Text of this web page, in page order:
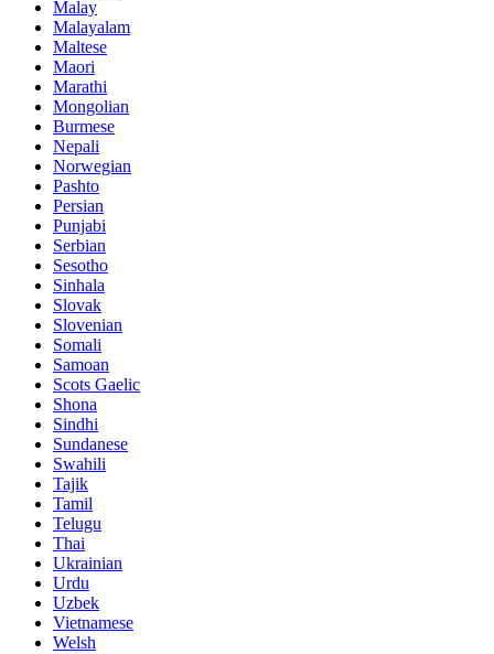
Malay
Malayalam
Maltese
Maori
Marathi
Mongolian
Burmese
Nepali
Norwegian
Pashto
Persian
Punjabi
Serbian
Sesotho
Sinhala
Slovak
Slovenian
Somali
Samoan
Scots Gaelic
Shona
Sindhi
Sundanese
Swahili
Tajik
Tamil
Telugu
Thai
Ukrainian
Urdu
Uzbek
Vietnamese
Welsh